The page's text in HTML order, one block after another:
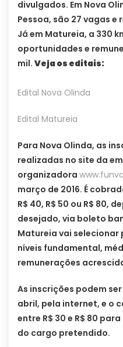
divulgados. Em Nova
Pessoa, são 27 vagas e
Já em Matureia, a 330
oportunidades e
mil. Veja os editais:
Edital Nova Olinda
Edital Matureia
Para Nova Olinda, as
realizadas no site da
organizadora
março de 2016. É
R$ 40, R$ 50 ou R$ 80,
desejado, via boleto
Matureia vai selecionar
níveis fundamental,
remunerações
As inscrições podem
abril, pela internet, e o
entre R$ 30 e R$ 80
do cargo pretendido.